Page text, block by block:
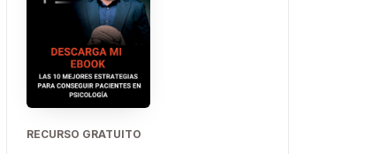
RECURSO GRATUITO